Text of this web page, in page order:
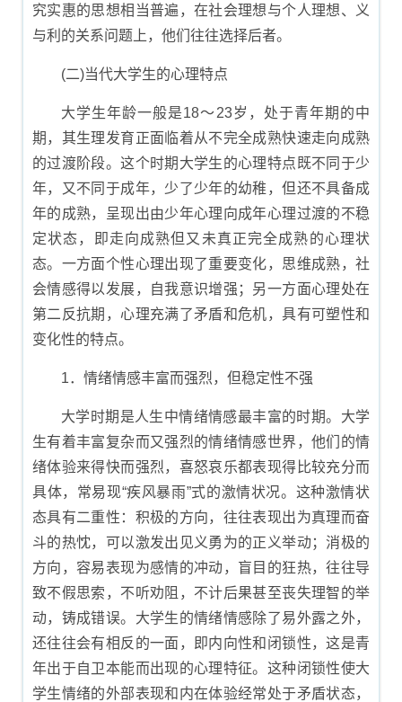
究实惠的思想相当普遍，在社会理想与个人理想、义
与利的关系问题上，他们往往选择后者。
(二)当代大学生的心理特点
大学生年龄一般是18～23岁，处于青年期的中
期，其生理发育正面临着从不完全成熟快速走向成熟
的过渡阶段。这个时期大学生的心理特点既不同于少
年，又不同于成年，少了少年的幼稚，但还不具备成
年的成熟，呈现出由少年心理向成年心理过渡的不稳
定状态，即走向成熟但又未真正完全成熟的心理状
态。一方面个性心理出现了重要变化，思维成熟，社
会情感得以发展，自我意识增强；另一方面心理处在
第二反抗期，心理充满了矛盾和危机，具有可塑性和
变化性的特点。
1．情绪情感丰富而强烈，但稳定性不强
大学时期是人生中情绪情感最丰富的时期。大学
生有着丰富复杂而又强烈的情绪情感世界，他们的情
绪体验来得快而强烈，喜怒哀乐都表现得比较充分而
具体，常易现“疾风暴雨”式的激情状况。这种激情状
态具有二重性：积极的方向，往往表现出为真理而奋
斗的热忱，可以激发出见义勇为的正义举动；消极的
方向，容易表现为感情的冲动，盲目的狂热，往往导
致不假思索，不听劝阻，不计后果甚至丧失理智的举
动，铸成错误。大学生的情绪情感除了易外露之外，
还往往会有相反的一面，即内向性和闭锁性，这是青
年出于自卫本能而出现的心理特征。这种闭锁性使大
学生情绪的外部表现和内在体验经常处于矛盾状态，